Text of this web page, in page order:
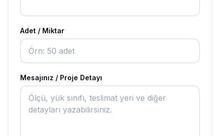
Adet / Miktar
Mesajınız / Proje Detayı